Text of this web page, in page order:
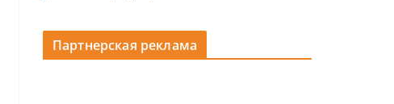
Партнерская реклама